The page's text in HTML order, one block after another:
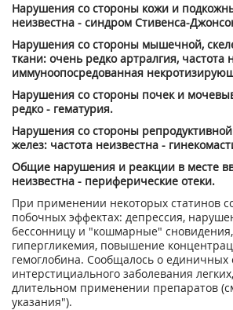
Нарушения со стороны кожи и
неизвестна - синдром Стивенса-
Нарушения со стороны мышечной,
ткани: очень редко артралгия, частота
иммуноопосредованная
Нарушения со стороны почек и
редко - гематурия.
Нарушения со стороны
желез: частота неизвестна -
Общие нарушения и реакции в месте
неизвестна - периферические отеки.
При применении некоторых статинов
побочных эффектах: депрессия,
бессонницу и "кошмарные"
гипергликемия, повышение
гемоглобина. Сообщалось о единичных
интерстициального заболевания
длительном применении препаратов
указания").